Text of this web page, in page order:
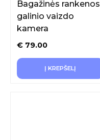
Bagažinės rankenos
galinio vaizdo
kamera
€ 79.00
Į KREPŠELĮ